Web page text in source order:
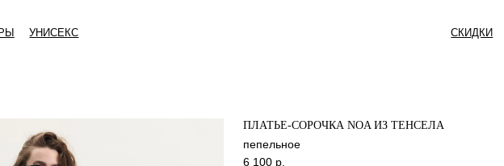
УНИСЕКС СЕРТИФИКАТЫ
ПЛАТЬЕ-СОРОЧКА NOA ИЗ ТЕНСЕЛА
пепельное
6 100 р.